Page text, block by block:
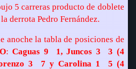
5 carreras producto de doblete
derrota Pedro Fernández.
anoche la tabla de posiciones de
:Caguas 9  1, Juncos 3  3 (4
3  7 y Carolina 1  5 (4